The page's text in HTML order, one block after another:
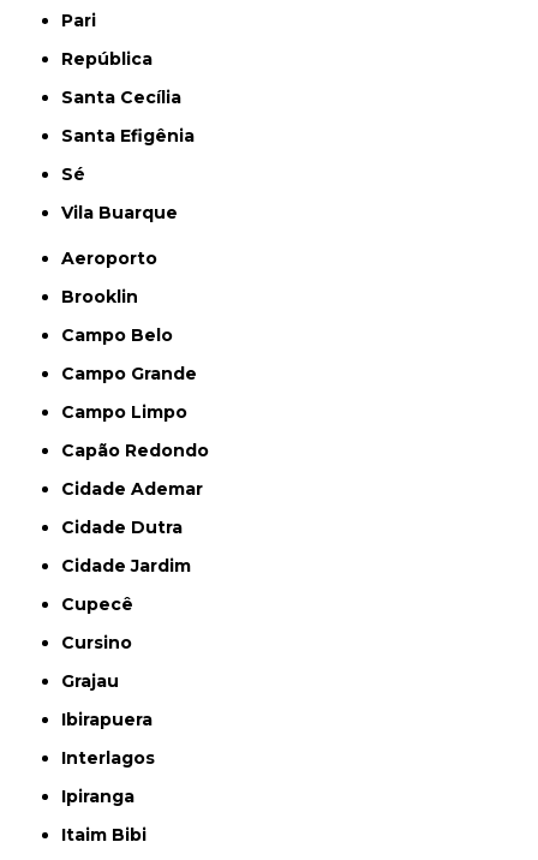
Pari
República
Santa Cecília
Santa Efigênia
Sé
Vila Buarque
Aeroporto
Brooklin
Campo Belo
Campo Grande
Campo Limpo
Capão Redondo
Cidade Ademar
Cidade Dutra
Cidade Jardim
Cupecê
Cursino
Grajau
Ibirapuera
Interlagos
Ipiranga
Itaim Bibi